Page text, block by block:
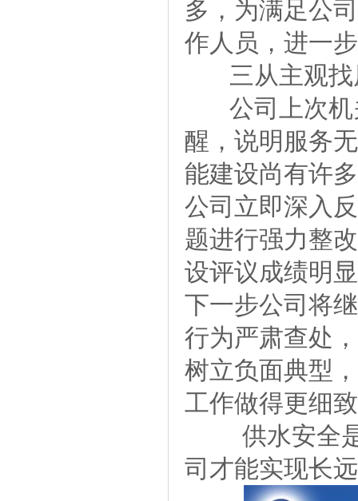
多，为满足公
作人员，进一
三从主观找
公司上次机
醒，说明服务
能建设尚有许
公司立即深入
题进行强力整
设评议成绩明
下一步公司将
行为严肃查处
树立负面典型
工作做得更细
供水安全是
司才能实现长